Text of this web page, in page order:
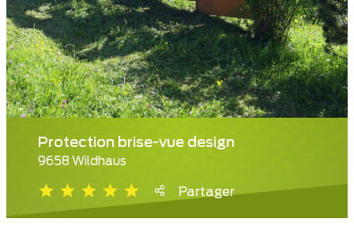
Protection brise-vue design
9658 Wildhaus
Partager